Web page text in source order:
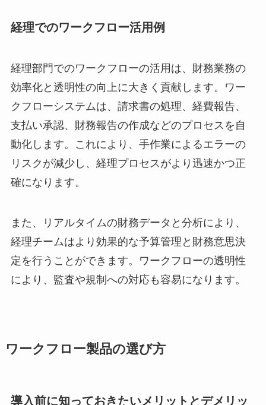
経理でのワークフロー活用例
経理部門でのワークフローの活用は、財務業務の
効率化と透明性の向上に大きく貢献します。ワー
クフローシステムは、請求書の処理、経費報告、
支払い承認、財務報告の作成などのプロセスを自
動化します。これにより、手作業によるエラーの
リスクが減少し、経理プロセスがより迅速かつ正
確になります。
また、リアルタイムの財務データと分析により、
経理チームはより効果的な予算管理と財務意思決
定を行うことができます。ワークフローの透明性
により、監査や規制への対応も容易になります。
ワークフロー製品の選び方
導入前に知っておきたいメリットとデメリッ